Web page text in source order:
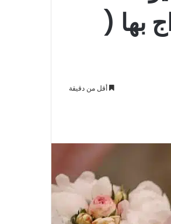
بها (
أقل من دقيقة